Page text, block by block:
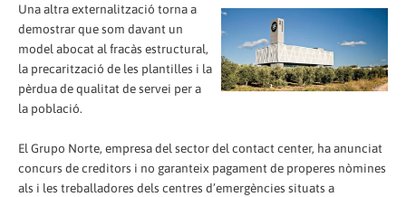
Una altra externalització torna a
demostrar que som davant un
model abocat al fracàs estructural,
la precarització de les plantilles i la
pèrdua de qualitat de servei per a
la població.
El Grupo Norte, empresa del sector del contact center, ha anunciat
concurs de creditors i no garanteix pagament de properes nòmines
als i les treballadores dels centres d’emergències situats a